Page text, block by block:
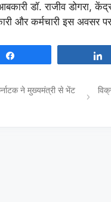
डॉ. राजीव डोगरा,
और कर्मचारी इस अवसर
ने मुख्यमंत्री से भेंट